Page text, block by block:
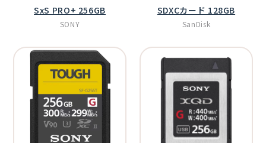
SxS PRO+ 256GB
SONY
SDXCカード 128GB
SanDisk